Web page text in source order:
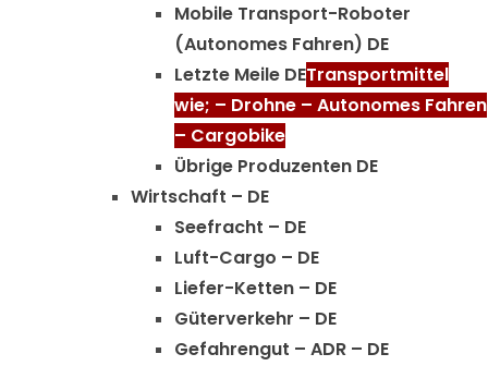
Mobile Transport-Roboter
(Autonomes Fahren) DE
Letzte Meile DETransportmittel
wie; – Drohne – Autonomes Fahren
– Cargobike
Übrige Produzenten DE
Wirtschaft – DE
Seefracht – DE
Luft-Cargo – DE
Liefer-Ketten – DE
Güterverkehr – DE
Gefahrengut – ADR – DE